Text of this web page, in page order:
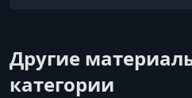
включают маркетинг,
построение воронок и
аудитории. Наталья
Другие
категории